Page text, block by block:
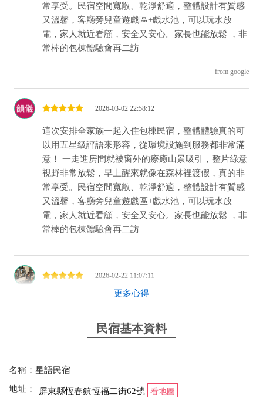
常享受。民宿空間寬敞、乾淨舒適，整體設計有質感
又溫馨，客廳旁兒童遊戲區+戲水池，可以玩水放
電，家人就近看顧，安全又安心。家長也能放鬆 ，非
常棒的包棟體驗會再二訪
from google
2026-03-02 22:58:12
這次安排全家族一起入住包棟民宿，整體體驗真的可
以用五星級評語來形容，從環境設施到服務都非常滿
意！ 一走進房間就被窗外的療癒山景吸引，整片綠意
視野非常放鬆，早上醒來就像在森林裡渡假，真的非
常享受。民宿空間寬敞、乾淨舒適，整體設計有質感
又溫馨，客廳旁兒童遊戲區+戲水池，可以玩水放
電，家人就近看顧，安全又安心。家長也能放鬆 ，非
常棒的包棟體驗會再二訪
2026-02-22 11:07:11
附近機能很好 去哪裡都很方便 環境乾淨明亮舒適 設
備器材都非常好 兒童遊樂區安全有趣
環境寬敞、設備一級棒
更多心得
民宿基本資料
名稱：星語民宿
地址：
屏東縣恆春鎮恆福二街62號 看地圖